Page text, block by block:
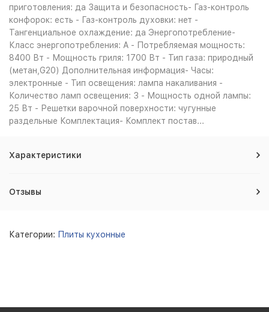
приготовления: да Защита и безопасность- Газ-контроль
конфорок: есть - Газ-контроль духовки: нет -
Тангенциальное охлаждение: да Энергопотребление-
Класс энергопотребления: A - Потребляемая мощность:
8400 Вт - Мощность гриля: 1700 Вт - Тип газа: природный
(метан,G20) Дополнительная информация- Часы:
электронные - Тип освещения: лампа накаливания -
Количество ламп освещения: 3 - Мощность одной лампы:
25 Вт - Решетки варочной поверхности: чугунные
раздельные Комплектация- Комплект постав...
Характеристики
Отзывы
Категории: Плиты кухонные